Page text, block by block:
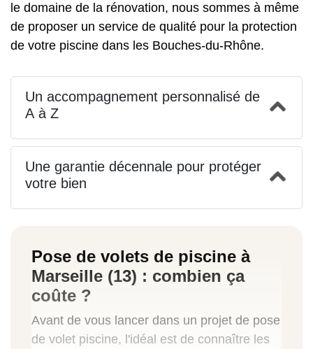
le domaine de la rénovation, nous sommes à même
de proposer un service de qualité pour la protection
de votre piscine dans les Bouches-du-Rhône.
Un accompagnement personnalisé de
A à Z
Une garantie décennale pour protéger
votre bien
Pose de volets de piscine à
Marseille (13) : combien ça
coûte ?
Avant de vous lancer dans un projet de pose
de volet piscine, l'idéal est de connaître les